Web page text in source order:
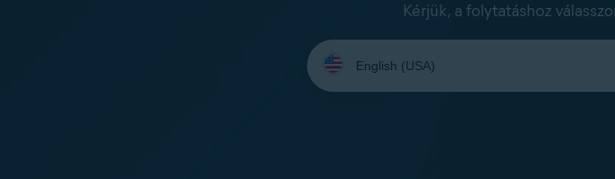
Kérjük, a folytatáshoz
Select
your
language: